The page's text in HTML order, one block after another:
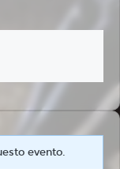
evento.